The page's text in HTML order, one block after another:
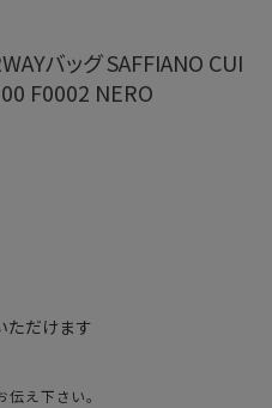
バッグ SAFFIANO CUI
F0002 NERO
ただけます
伝え下さい。